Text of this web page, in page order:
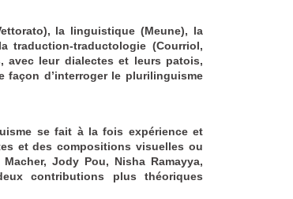
la linguistique (Meune), la
traduction-traductologie (Courriol,
avec leur dialectes et leurs patois,
façon d’interroger le plurilinguisme
se fait à la fois expérience et
et des compositions visuelles ou
Jody Pou, Nisha Ramayya,
contributions plus théoriques